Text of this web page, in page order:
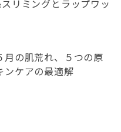
リミングとラップワッ
月の肌荒れ、５つの原
ンケアの最適解